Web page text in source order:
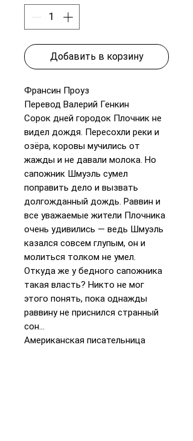
Добавить в корзину
Франсин Проуз
Перевод Валерий Генкин
Сорок дней городок Плочник не
видел дождя. Пересохли реки и
озёра, коровы мучились от
жажды и не давали молока. Но
сапожник Шмуэль сумел
поправить дело и вызвать
долгожданный дождь. Раввин и
все уважаемые жители Плочника
очень удивились — ведь Шмуэль
казался совсем глупым, он и
молиться толком не умел.
Откуда же у бедного сапожника
такая власть? Никто не мог
этого понять, пока однажды
раввину не приснился странный
сон…
Американская писательница